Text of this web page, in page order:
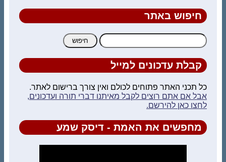
חיפוש באתר
חיפוש:
קבלת עדכונים למייל
כל תכני האתר פתוחים לכולם ואין צורך ברישום לאתר.
אבל אם אתם רוצים לקבל מאיתנו דברי תורה ועדכונים,
לחצו כאן להירשם.
מחפשים את האמת - דיסק שמע